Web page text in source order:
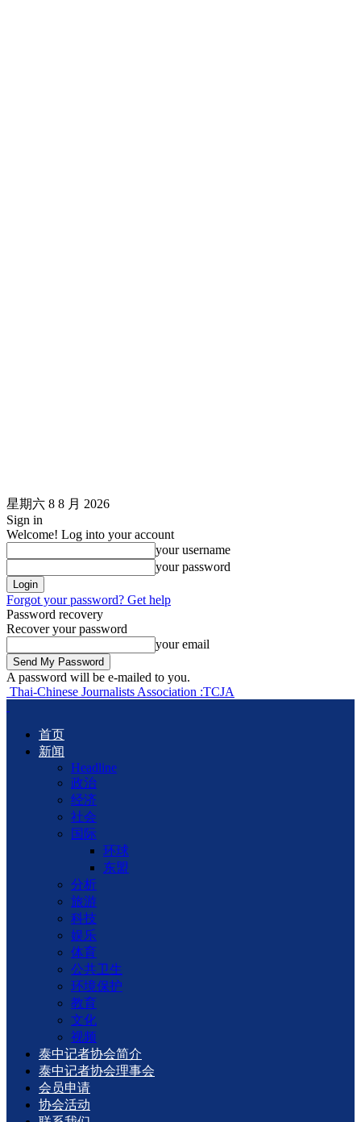
星期六 8 8 月 2026
Sign in
Welcome! Log into your account
your username
your password
Forgot your password? Get help
Password recovery
Recover your password
your email
A password will be e-mailed to you.
Thai-Chinese Journalists Association :TCJA
首页
新闻
Headline
政治
经济
社会
国际
环球
东盟
分析
旅游
科技
娱乐
体育
公共卫生
环境保护
教育
文化
视频
泰中记者协会简介
泰中记者协会理事会
会员申请
协会活动